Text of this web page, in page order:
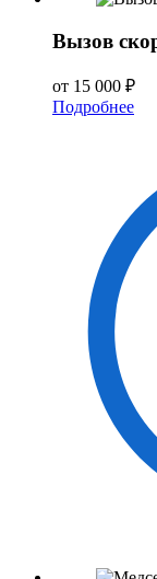
Вызов
от 15 000 ₽
Подробнее